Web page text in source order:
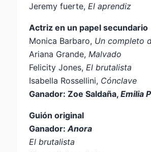
Jeremy fuerte, El aprendiz
Actriz en un papel secundario
Monica Barbaro, Un completo
Ariana Grande, Malvado
Felicity Jones, El brutalista
Isabella Rossellini, Cónclave
Ganador: Zoe Saldaña, Emilia
Guión original
Ganador: Anora
El brutalista